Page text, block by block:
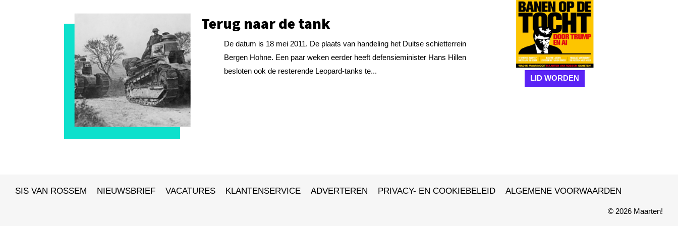
Terug naar de tank
De datum is 18 mei 2011. De plaats van handeling het Duitse schietterrein
Bergen Hohne. Een paar weken eerder heeft defensieminister Hans Hillen
besloten ook de resterende Leopard-tanks te...
LID WORDEN
SIS VAN ROSSEM NIEUWSBRIEF VACATURES KLANTENSERVICE ADVERTEREN PRIVACY- EN COOKIEBELEID ALGEMENE VOORWAARDEN
© 2026 Maarten!